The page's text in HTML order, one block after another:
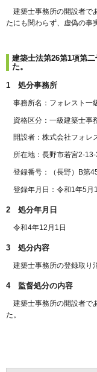
建築士事務所の開設者で
たにも関わらず、虚偽の事
建築士法第26第1項第
た。
1 処分事務所
事務所名：フォレスト一
資格区分：一級建築士事
開設者：株式会社フォレ
所在地：長野市若宮2-
登録番号：（長野）B第
登録年月日：令和1年5月
2 処分年月日
令和4年12月1日
3 処分内容
建築士事務所の登録取り
4 監督処分の内容
建築士事務所の開設者で
た。